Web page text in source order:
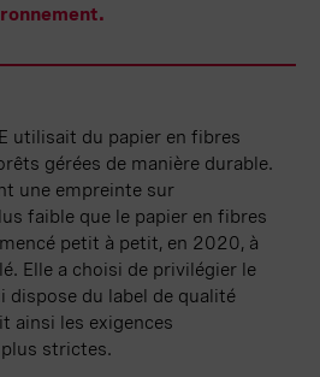
utilisait du papier en fibres
gérées de manière durable.
une empreinte sur
faible que le papier en fibres
petit à petit, en 2020, à
Elle a choisi de privilégier le
dispose du label de qualité
ainsi les exigences
strictes.